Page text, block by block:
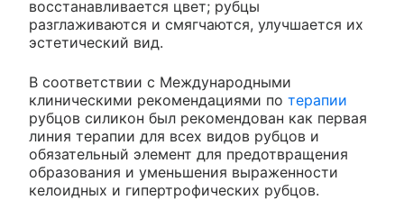
восстанавливается цвет; рубцы
разглаживаются и смягчаются, улучшается их
эстетический вид.
В соответствии с Международными
клиническими рекомендациями по терапии
рубцов силикон был рекомендован как первая
линия терапии для всех видов рубцов и
обязательный элемент для предотвращения
образования и уменьшения выраженности
келоидных и гипертрофических рубцов.